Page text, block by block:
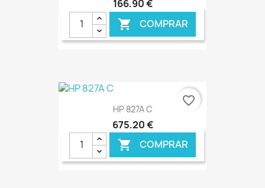
166,90 €
 COMPRAR
€ ONLINE
HP 827A C
675,20 €
 COMPRAR
favorite_border